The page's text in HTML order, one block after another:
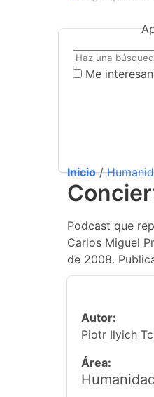
Me
Inicio/
Podcast que
Carlos Miguel
de 2008.
Autor:
Piotr Ilyich
Área: